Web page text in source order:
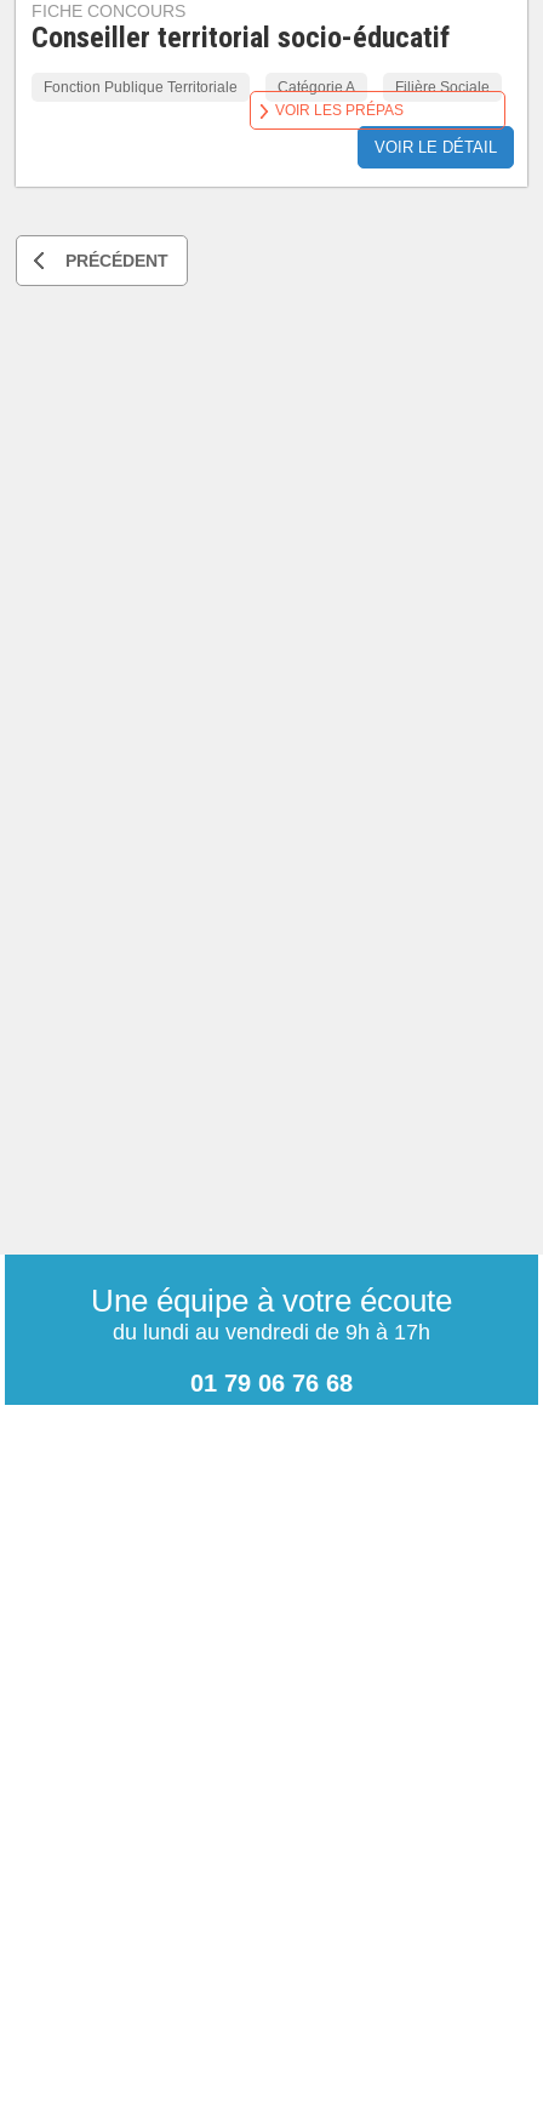
FICHE CONCOURS
Conseiller territorial socio-éducatif
Fonction Publique Territoriale Catégorie A Filière Sociale
VOIR LE DÉTAIL
VOIR LES PRÉPAS
PRÉCÉDENT
Une équipe à votre écoute
du lundi au vendredi de 9h à 17h
01 79 06 76 68